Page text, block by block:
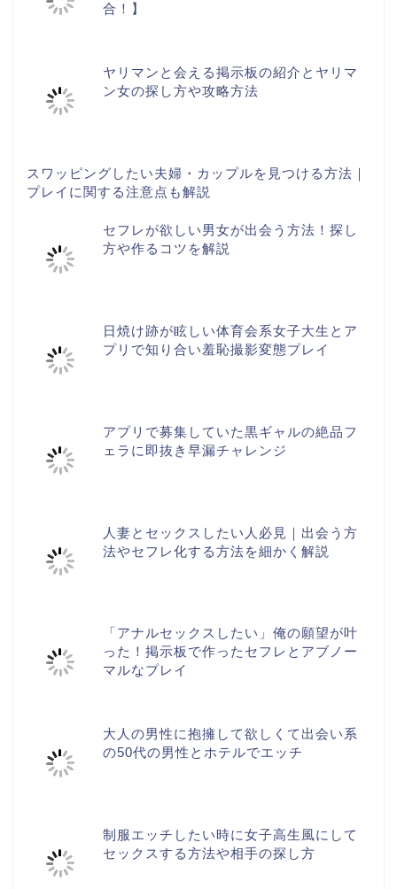
合！】
ヤリマンと会える掲示板の紹介とヤリマ
ン女の探し方や攻略方法
スワッピングしたい夫婦・カップルを見つける方法｜
プレイに関する注意点も解説
セフレが欲しい男女が出会う方法！探し
方や作るコツを解説
日焼け跡が眩しい体育会系女子大生とア
プリで知り合い羞恥撮影変態プレイ
アプリで募集していた黒ギャルの絶品フ
ェラに即抜き早漏チャレンジ
人妻とセックスしたい人必見｜出会う方
法やセフレ化する方法を細かく解説
「アナルセックスしたい」俺の願望が叶
った！掲示板で作ったセフレとアブノー
マルなプレイ
大人の男性に抱擁して欲しくて出会い系
の50代の男性とホテルでエッチ
制服エッチしたい時に女子高生風にして
セックスする方法や相手の探し方